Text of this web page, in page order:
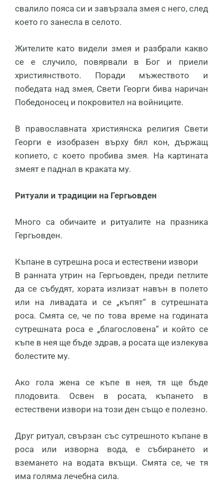
свалило пояса си и завързала змея с него, след
което го занесла в селото.
Жителите като видели змея и разбрали какво
се е случило, повярвали в Бог и приели
християнството. Поради мъжеството и
победата над змея, Свети Георги бива наричан
Победоносец и покровител на войниците.
В православната християнска религия Свети
Георги е изобразен върху бял кон, държащ
копието, с което пробива змея. На картината
змеят е паднал в краката му.
Ритуали и традиции на Гергьовден
Много са обичаите и ритуалите на празника
Гергьовден.
Къпане в сутрешна роса и естествени извори
В ранната утрин на Гергьовден, преди петлите
да се събудят, хората излизат навън в полето
или на ливадата и се „къпят“ в сутрешната
роса. Смята се, че по това време на годината
сутрешната роса е „благословена“ и който се
къпе в нея ще бъде здрав, а росата ще излекува
болестите му.
Ако гола жена се къпе в нея, тя ще бъде
плодовита. Освен в росата, къпането в
естествени извори на този ден също е полезно.
Друг ритуал, свързан със сутрешното къпане в
роса или изворна вода, е събирането и
вземането на водата вкъщи. Смята се, че тя
има голяма лечебна сила.